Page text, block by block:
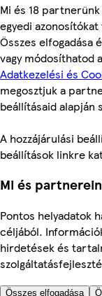
Mi és 18
egyedi
Összes elfogadása
vagy módosíthatod
Adatkezelési és
megosztjuk a
beállításaid alapján
A hozzájárulási
beállítások linkre
Mi és
Pontos helyadatok
céljából.
hirdetések és
Összes elfogadása